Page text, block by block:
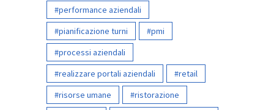
performance aziendali
pianificazione turni
pmi
processi aziendali
realizzare portali aziendali
retail
risorse umane
ristorazione